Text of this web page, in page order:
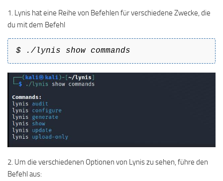
1. Lynis hat eine Reihe von Befehlen für verschiedene Zwecke, die
du mit dem Befehl
$ ./lynis show commands
2. Um die verschiedenen Optionen von Lynis zu sehen, führe den
Befehl aus: